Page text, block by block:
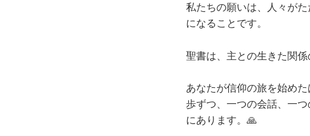
私たちの願いは、人々が
になることです。
聖書は、主との生きた関
あなたが信仰の旅を始め
歩ずつ、一つの会話、一
にあります。🙏